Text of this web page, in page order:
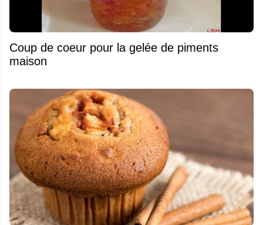
Coup de coeur pour la gelée de piments
maison